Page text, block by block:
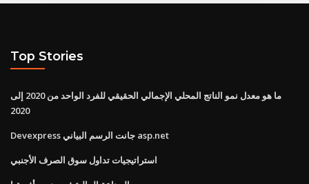
Top Stories
ما هو معدل نمو الناتج المحلي الإجمالي الحقيقي للفرد الواحد من 2020 إلى
2020
Devexpress جانت الرسم البياني asp.net
استراتيجيات تداول سوق الصرف الأجنبي